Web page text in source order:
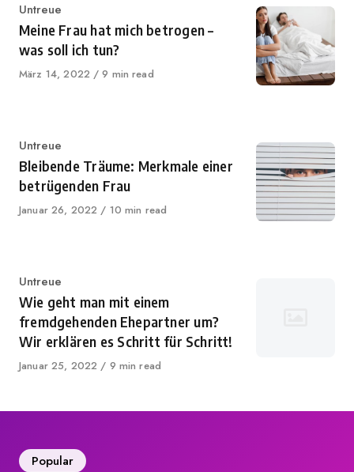
Category
Untreue
Meine Frau hat mich betrogen –
was soll ich tun?
Published
März 14, 2022 9 min read
Category
Untreue
Bleibende Träume: Merkmale einer
betrügenden Frau
Published
Januar 26, 2022 10 min read
Category
Untreue
Wie geht man mit einem
fremdgehenden Ehepartner um?
Wir erklären es Schritt für Schritt!
Published
Januar 25, 2022 9 min read
Popular